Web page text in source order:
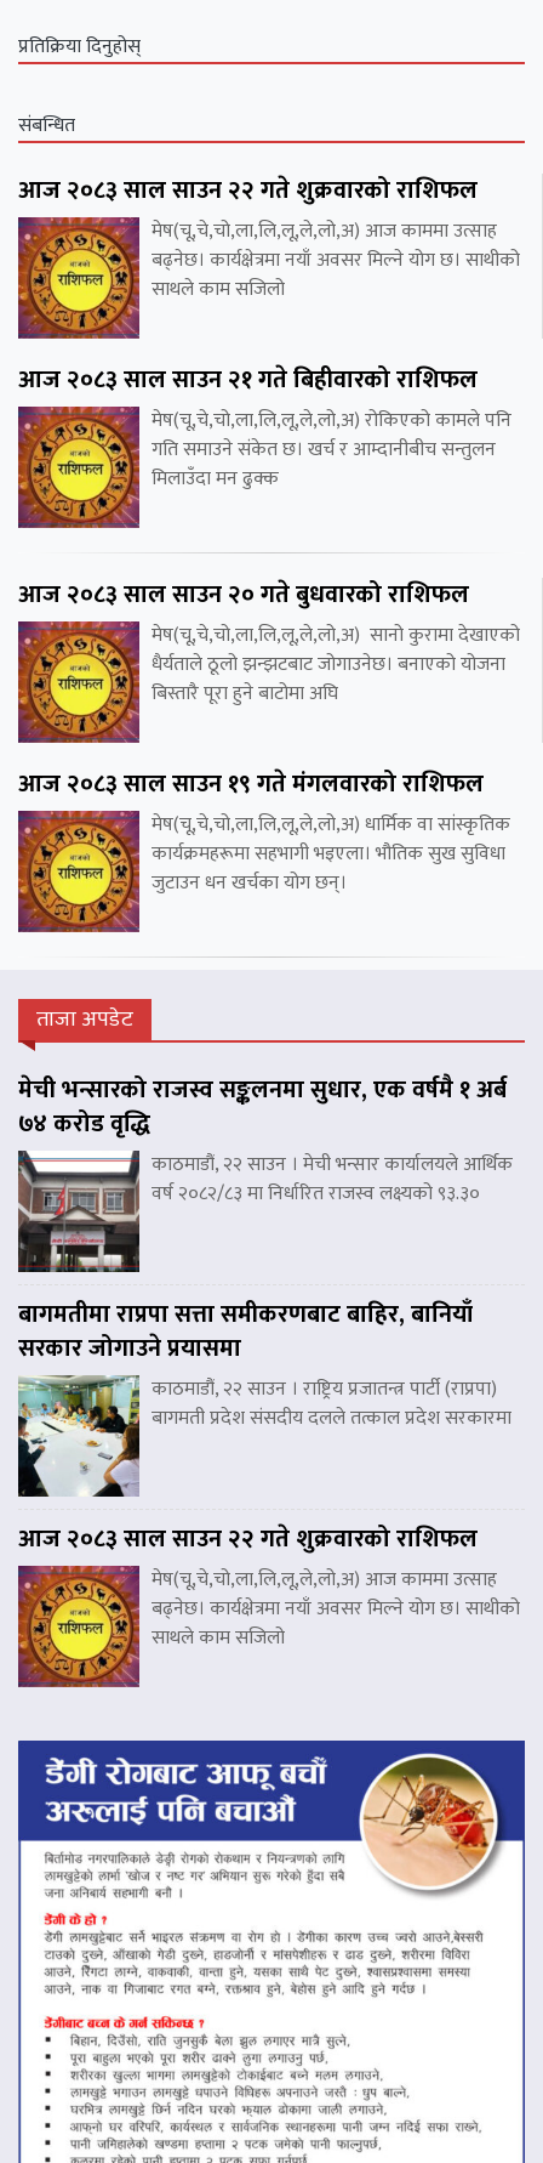
प्रतिक्रिया दिनुहोस्
संबन्धित
आज २०८३ साल साउन २२ गते शुक्रवारको राशिफल
मेष(चू,चे,चो,ला,लि,लू,ले,लो,अ) आज काममा उत्साह
बढ्नेछ। कार्यक्षेत्रमा नयाँ अवसर मिल्ने योग छ। साथीको
साथले काम सजिलो
आज २०८३ साल साउन २१ गते बिहीवारको राशिफल
मेष(चू,चे,चो,ला,लि,लू,ले,लो,अ) रोकिएको कामले पनि
गति समाउने संकेत छ। खर्च र आम्दानीबीच सन्तुलन
मिलाउँदा मन ढुक्क
आज २०८३ साल साउन २० गते बुधवारको राशिफल
मेष(चू,चे,चो,ला,लि,लू,ले,लो,अ) सानो कुरामा देखाएको
धैर्यताले ठूलो झन्झटबाट जोगाउनेछ। बनाएको योजना
बिस्तारै पूरा हुने बाटोमा अघि
आज २०८३ साल साउन १९ गते मंगलवारको राशिफल
मेष(चू,चे,चो,ला,लि,लू,ले,लो,अ) धार्मिक वा सांस्कृतिक
कार्यक्रमहरूमा सहभागी भइएला। भौतिक सुख सुविधा
जुटाउन धन खर्चका योग छन्।
ताजा अपडेट
मेची भन्सारको राजस्व सङ्कलनमा सुधार, एक वर्षमै १ अर्ब
७४ करोड वृद्धि
काठमाडौं, २२ साउन । मेची भन्सार कार्यालयले आर्थिक
वर्ष २०८२/८३ मा निर्धारित राजस्व लक्ष्यको ९३.३०
बागमतीमा राप्रपा सत्ता समीकरणबाट बाहिर, बानियाँ
सरकार जोगाउने प्रयासमा
काठमाडौं, २२ साउन । राष्ट्रिय प्रजातन्त्र पार्टी (राप्रपा)
बागमती प्रदेश संसदीय दलले तत्काल प्रदेश सरकारमा
आज २०८३ साल साउन २२ गते शुक्रवारको राशिफल
मेष(चू,चे,चो,ला,लि,लू,ले,लो,अ) आज काममा उत्साह
बढ्नेछ। कार्यक्षेत्रमा नयाँ अवसर मिल्ने योग छ। साथीको
साथले काम सजिलो